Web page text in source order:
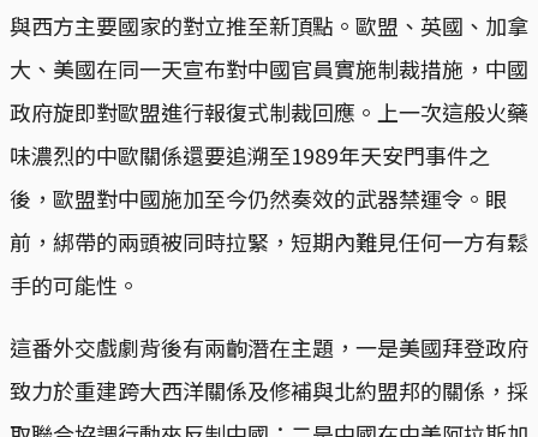
與西方主要國家的對立推至新頂點。歐盟、英國、加拿
大、美國在同一天宣布對中國官員實施制裁措施，中國
政府旋即對歐盟進行報復式制裁回應。上一次這般火藥
味濃烈的中歐關係還要追溯至1989年天安門事件之
後，歐盟對中國施加至今仍然奏效的武器禁運令。眼
前，綁帶的兩頭被同時拉緊，短期內難見任何一方有鬆
手的可能性。
這番外交戲劇背後有兩齣潛在主題，一是美國拜登政府
致力於重建跨大西洋關係及修補與北約盟邦的關係，採